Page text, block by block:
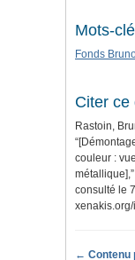
Mots-
Fonds
Citer ce
Rastoin,
couleur :
métallique],”
consulté le
← Contenu